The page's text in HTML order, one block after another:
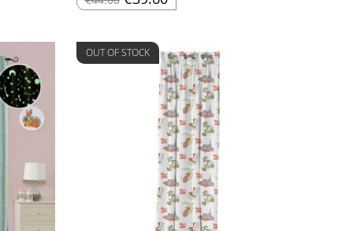
price τρέχουσα
OUT OF STOCK